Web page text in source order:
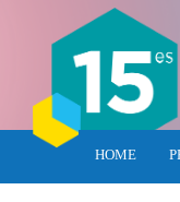
HOME